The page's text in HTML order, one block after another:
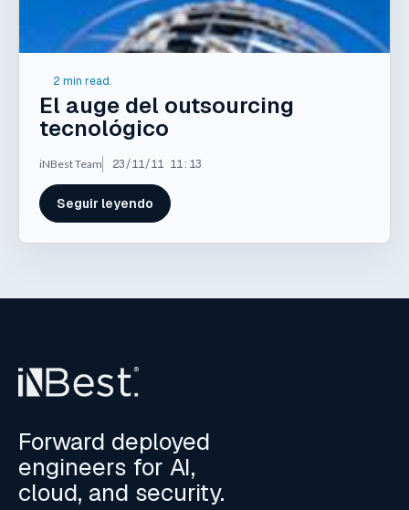
2 min read.
El auge del outsourcing
tecnológico
iNBest Team 23/11/11 11:13
Seguir leyendo
Forward deployed
engineers for AI,
cloud, and security.